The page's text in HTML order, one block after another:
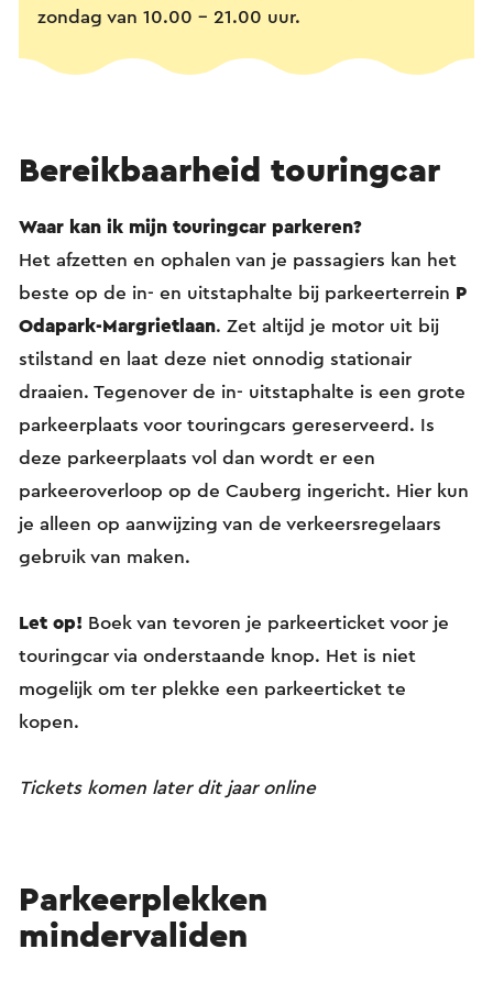
zondag van 10.00 - 21.00 uur.
Bereikbaarheid touringcar
Waar kan ik mijn touringcar parkeren?
Het afzetten en ophalen van je passagiers kan het
beste op de in- en uitstaphalte bij parkeerterrein P
Odapark-Margrietlaan. Zet altijd je motor uit bij
stilstand en laat deze niet onnodig stationair
draaien. Tegenover de in- uitstaphalte is een grote
parkeerplaats voor touringcars gereserveerd. Is
deze parkeerplaats vol dan wordt er een
parkeeroverloop op de Cauberg ingericht. Hier kun
je alleen op aanwijzing van de verkeersregelaars
gebruik van maken.
Let op! Boek van tevoren je parkeerticket voor je
touringcar via onderstaande knop. Het is niet
mogelijk om ter plekke een parkeerticket te
kopen.
Tickets komen later dit jaar online
Parkeerplekken
mindervaliden